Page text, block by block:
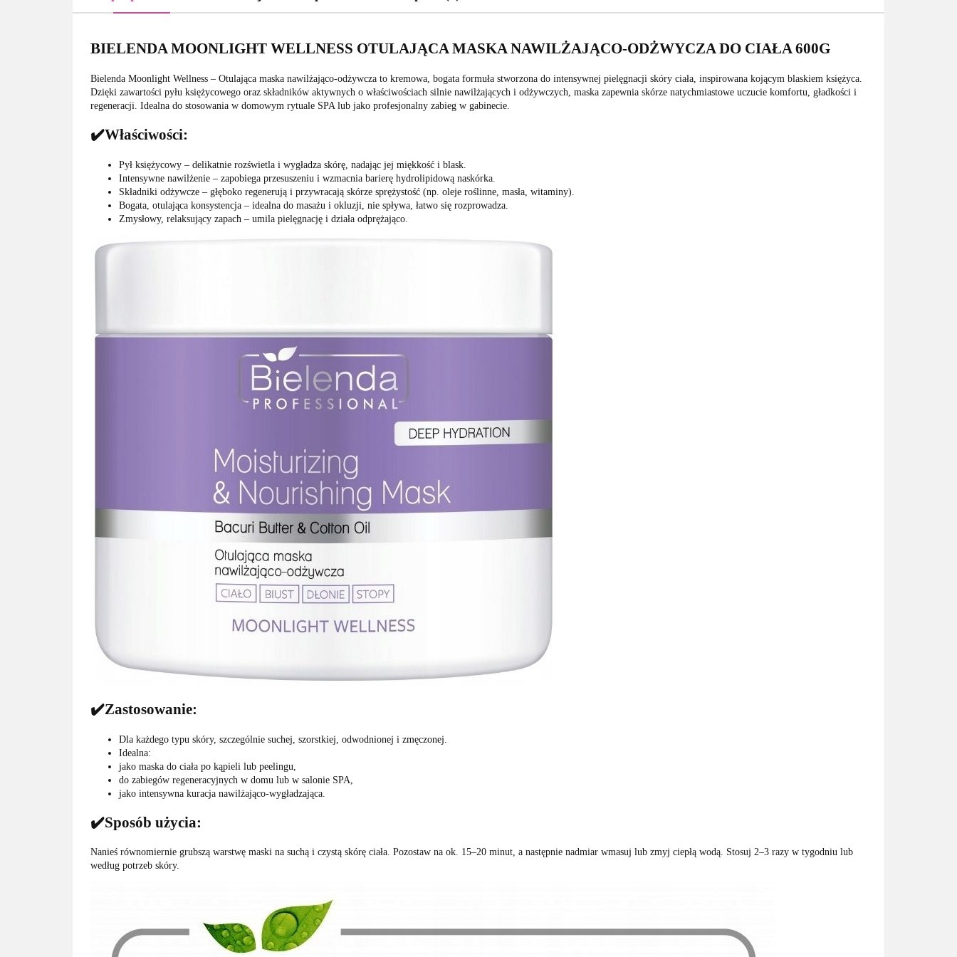
BIELENDA MOONLIGHT WELLNESS OTULAJĄCA MASKA NAWILŻAJĄCO-ODŻWYCZA DO CIAŁA 600G
Bielenda Moonlight Wellness – Otulająca maska nawilżająco-odżywcza to kremowa, bogata formuła stworzona do intensywnej pielęgnacji skóry ciała, inspirowana kojącym blaskiem księżyca.
Dzięki zawartości pyłu księżycowego oraz składników aktywnych o właściwościach silnie nawilżających i odżywczych, maska zapewnia skórze natychmiastowe uczucie komfortu, gładkości i
regeneracji. Idealna do stosowania w domowym rytuale SPA lub jako profesjonalny zabieg w gabinecie.
✔️Właściwości:
Pył księżycowy – delikatnie rozświetla i wygładza skórę, nadając jej miękkość i blask.
Intensywne nawilżenie – zapobiega przesuszeniu i wzmacnia barierę hydrolipidową naskórka.
Składniki odżywcze – głęboko regenerują i przywracają skórze sprężystość (np. oleje roślinne, masła, witaminy).
Bogata, otulająca konsystencja – idealna do masażu i okluzji, nie spływa, łatwo się rozprowadza.
Zmysłowy, relaksujący zapach – umila pielęgnację i działa odprężająco.
✔️Zastosowanie:
Dla każdego typu skóry, szczególnie suchej, szorstkiej, odwodnionej i zmęczonej.
Idealna:
jako maska do ciała po kąpieli lub peelingu,
do zabiegów regeneracyjnych w domu lub w salonie SPA,
jako intensywna kuracja nawilżająco-wygładzająca.
✔️Sposób użycia:
Nanieś równomiernie grubszą warstwę maski na suchą i czystą skórę ciała. Pozostaw na ok. 15–20 minut, a następnie nadmiar wmasuj lub zmyj ciepłą wodą. Stosuj 2–3 razy w tygodniu lub
według potrzeb skóry.